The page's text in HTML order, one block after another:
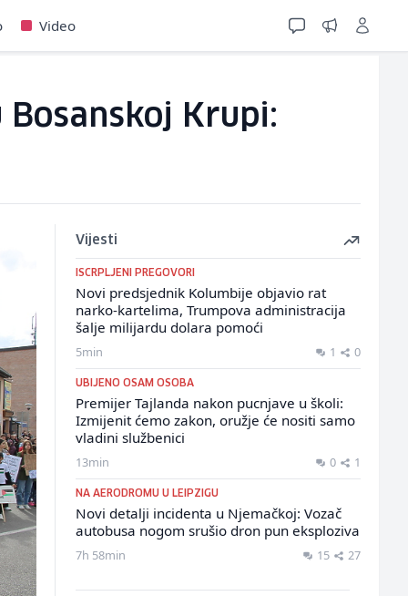
Video
Bosanskoj Krupi:
Vijesti
ISCRPLJENI PREGOVORI
Novi predsjednik Kolumbije objavio rat
narko-kartelima, Trumpova administracija
šalje milijardu dolara pomoći
5min 1 0
UBIJENO OSAM OSOBA
Premijer Tajlanda nakon pucnjave u školi:
Izmijenit ćemo zakon, oružje će nositi samo
vladini službenici
13min 0 1
NA AERODROMU U LEIPZIGU
Novi detalji incidenta u Njemačkoj: Vozač
autobusa nogom srušio dron pun eksploziva
7h 58min 15 27